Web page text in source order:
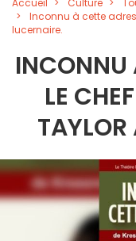
Accueil Culture
Inconnu à cette
lucernaire.
INCONNU
LE
TAYLOR